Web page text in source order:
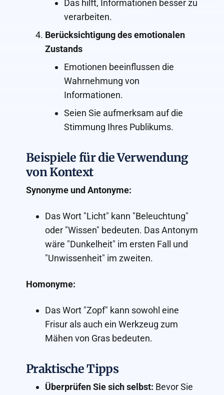
Das hilft, Informationen besser zu
verarbeiten.
Berücksichtigung des emotionalen
Zustands
Emotionen beeinflussen die
Wahrnehmung von
Informationen.
Seien Sie aufmerksam auf die
Stimmung Ihres Publikums.
Beispiele für die Verwendung
von Kontext
Synonyme und Antonyme:
Das Wort "Licht" kann "Beleuchtung"
oder "Wissen" bedeuten. Das Antonym
wäre "Dunkelheit" im ersten Fall und
"Unwissenheit" im zweiten.
Homonyme:
Das Wort "Zopf" kann sowohl eine
Frisur als auch ein Werkzeug zum
Mähen von Gras bedeuten.
Praktische Tipps
Überprüfen Sie sich selbst: Bevor Sie